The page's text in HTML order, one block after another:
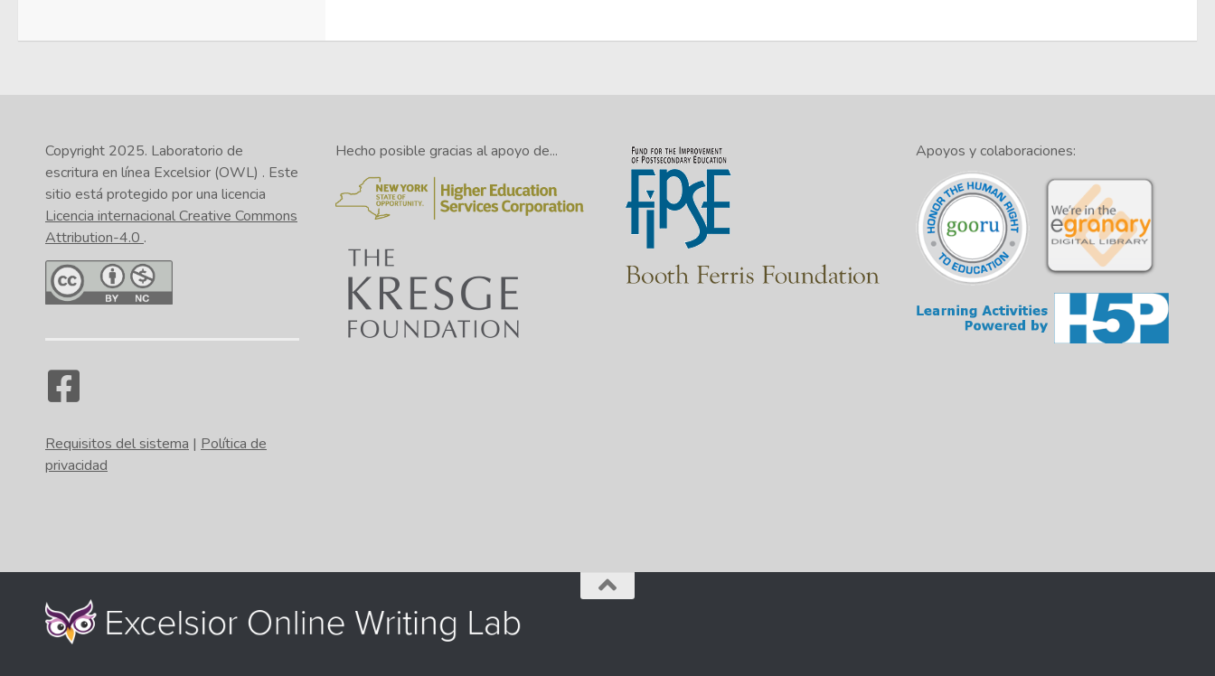
Copyright 2025. Laboratorio de
escritura en línea Excelsior (OWL) . Este
sitio está protegido por una licencia
Licencia internacional Creative Commons
Attribution-4.0 .
Requisitos del sistema | Política de
privacidad
Hecho posible gracias al apoyo de... Apoyos y colaboraciones: